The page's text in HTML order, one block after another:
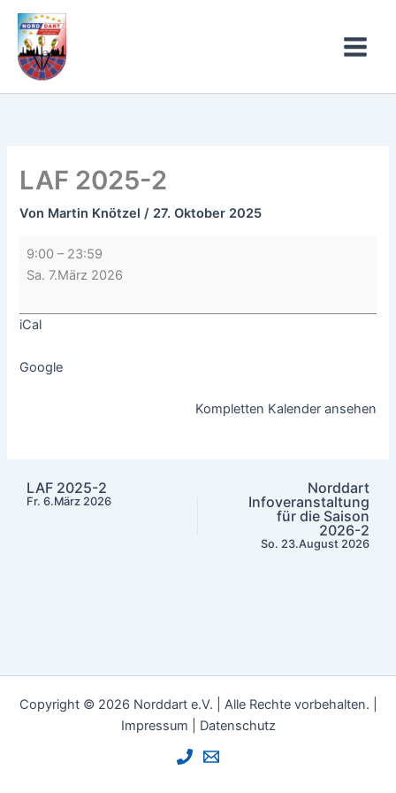
Zum
Inhalt
springen
LAF 2025-2
Von Martin Knötzel/ 27. Oktober 2025
LAF
2025-
2
9:00 – 23:59
Sa. 7.März 2026
iCal
Google
Kompletten Kalender ansehen
LAF 2025-2
Fr. 6.März 2026
Norddart
Infoveranstaltung
für die Saison
2026-2
So. 23.August 2026
Copyright © 2026 Norddart e.V. | Alle Rechte vorbehalten. |
Impressum
Datenschutz